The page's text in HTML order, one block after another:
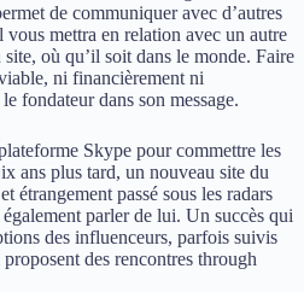
de communiquer avec d’autres
mettra en relation avec un autre
où qu’il soit dans le monde. Faire
ni financièrement ni
fondateur dans son message.
Skype pour commettre les
ans plus tard, un nouveau site du
étrangement passé sous les radars
parler de lui. Un succès qui
des influenceurs, parfois suivis
des rencontres through